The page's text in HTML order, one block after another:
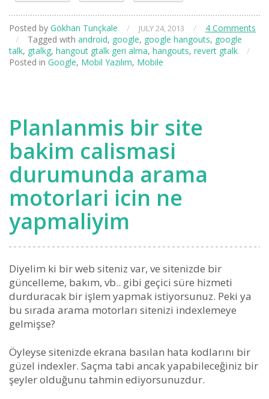
Posted by Gökhan Tunçkale / JULY 24, 2013 /
4 Comments
/
Tagged with android, google, google hangouts, google
talk, gtalkg, hangout gtalk geri alma, hangouts, revert gtalk
/
Posted in Google, Mobil Yazılım, Mobile
Planlanmis bir site
bakim calismasi
durumunda arama
motorlari icin ne
yapmaliyim
Diyelim ki bir web siteniz var, ve sitenizde bir
güncelleme, bakım, vb.. gibi geçici süre hizmeti
durduracak bir işlem yapmak istiyorsunuz. Peki ya
bu sırada arama motorları sitenizi indexlemeye
gelmişse?
Öyleyse sitenizde ekrana basılan hata kodlarını bir
güzel indexler. Saçma tabi ancak yapabileceğiniz bir
şeyler olduğunu tahmin ediyorsunuzdur.